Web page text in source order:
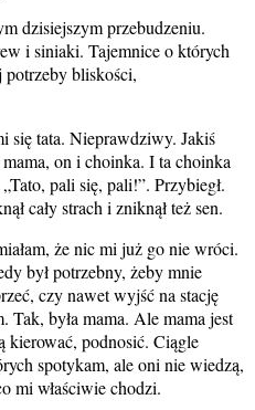
dzisiejszym przebudzeniu.
i siniaki. Tajemnice o których
bliskości,
się tata. Nieprawdziwy. Jakiś
on i choinka. I ta choinka
pali się, pali!”. Przybiegł.
cały strach i zniknął też sen.
że nic mi już go nie wróci.
był potrzebny, żeby mnie
czy nawet wyjść na stację
Tak, była mama. Ale mama jest
kierować, podnosić. Ciągle
spotykam, ale oni nie wiedzą,
mi właściwie chodzi.